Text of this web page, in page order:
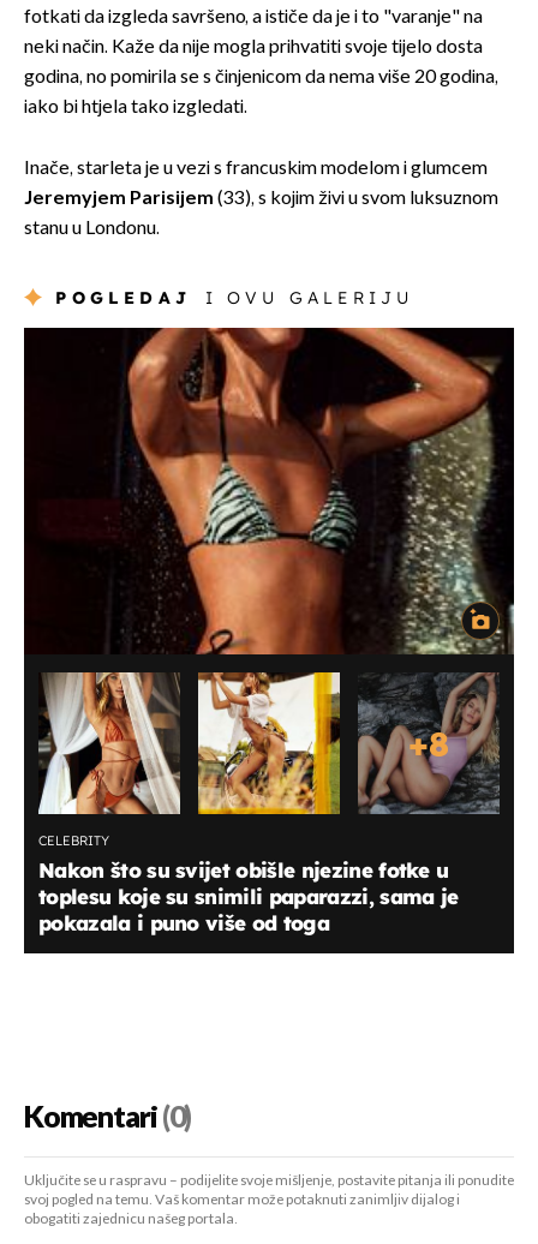
fotkati da izgleda savršeno, a ističe da je i to "varanje" na
neki način. Kaže da nije mogla prihvatiti svoje tijelo dosta
godina, no pomirila se s činjenicom da nema više 20 godina,
iako bi htjela tako izgledati.
Inače, starleta je u vezi s francuskim modelom i glumcem
Jeremyjem Parisijem (33), s kojim živi u svom luksuznom
stanu u Londonu.
POGLEDAJ I OVU GALERIJU
+8
CELEBRITY
Nakon što su svijet obišle njezine fotke u
toplesu koje su snimili paparazzi, sama je
pokazala i puno više od toga
Komentari(0)
Uključite se u raspravu – podijelite svoje mišljenje, postavite pitanja ili ponudite
svoj pogled na temu. Vaš komentar može potaknuti zanimljiv dijalog i
obogatiti zajednicu našeg portala.